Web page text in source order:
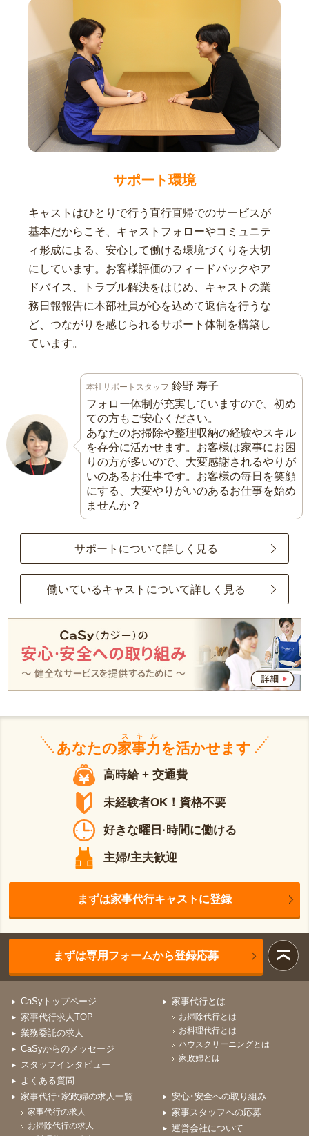
サポート環境
キャストはひとりで行う直行直帰でのサービスが
基本だからこそ、キャストフォローやコミュニテ
ィ形成による、安心して働ける環境づくりを大切
にしています。お客様評価のフィードバックやア
ドバイス、トラブル解決をはじめ、キャストの業
務日報報告に本部社員が心を込めて返信を行うな
ど、つながりを感じられるサポート体制を構築し
ています。
本社サポートスタッフ 鈴野 寿子
フォロー体制が充実していますので、初め
ての方もご安心ください。
あなたのお掃除や整理収納の経験やスキル
を存分に活かせます。お客様は家事にお困
りの方が多いので、大変感謝されるやりが
いのあるお仕事です。お客様の毎日を笑顔
にする、大変やりがいのあるお仕事を始め
ませんか？
サポートについて詳しく見る
働いているキャストについて詳しく見る
あなたの家事力
スキル
を活かせます
高時給 + 交通費
未経験者OK！資格不要
好きな曜日·時間に働ける
主婦/主夫歓迎
まずは家事代行キャストに登録
まずは専用フォームから登録応募
CaSyトップページ
家事代行求人TOP
業務委託の求人
CaSyからのメッセージ
スタッフインタビュー
よくある質問
家事代行とは
お掃除代行とは
お料理代行とは
ハウスクリーニングとは
家政婦とは
家事代行･家政婦の求人一覧
家事代行の求人
お掃除代行の求人
安心･安全への取り組み
家事スタッフへの応募
運営会社について